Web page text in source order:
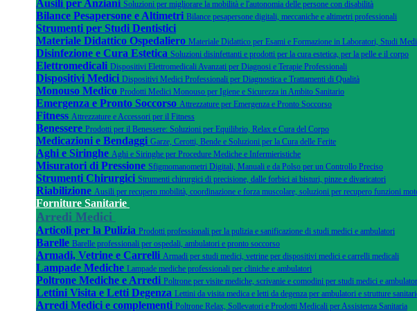
Ausili per Anziani Soluzioni per migliorare la mobilità e l'autonomia delle persone con disabilità
Bilance Pesapersone e Altimetri Bilance pesapersone digitali, meccaniche e altimetri professionali
Strumenti per Studi Dentistici
Materiale Didattico Ospedaliero Materiale Didattico per Esami e Formazione in Laboratori, Studi
Disinfezione e Cura Estetica Soluzioni disinfettanti e prodotti per la cura estetica, per la pelle e il corpo
Elettromedicali Dispositivi Elettromedicali Avanzati per Diagnosi e Terapie Professionali
Dispositivi Medici Dispositivi Medici Professionali per Diagnostica e Trattamenti di Qualità
Monouso Medico Prodotti Medici Monouso per Igiene e Sicurezza in Ambito Sanitario
Emergenza e Pronto Soccorso Attrezzature per Emergenza e Pronto Soccorso
Fitness Attrezzature e Accessori per il Fitness
Benessere Prodotti per il Benessere: Soluzioni per Equilibrio, Relax e Cura del Corpo
Medicazioni e Bendaggi Garze, Cerotti, Bende e Soluzioni per la Cura delle Ferite
Aghi e Siringhe Aghi e Siringhe per Procedure Mediche e Infermieristiche
Misuratori di Pressione Sfigmomanometri Digitali, Manuali e da Polso per un Controllo Preciso
Strumenti Chirurgici Strumenti chirurgici di precisione, dalle forbici ai bisturi, pinze e divaricatori
Riabilizione Ausili per recupero mobilità, coordinazione e forza muscolare, soluzioni per recupero funzioni
Forniture Sanitarie
Arredi Medici
Articoli per la Pulizia Prodotti professionali per la pulizia e sanificazione di studi medici e ambulatori
Barelle Barelle professionali per ospedali, ambulatori e pronto soccorso
Armadi, Vetrine e Carrelli Armadi per studi medici, vetrine per dispositivi medici e carrelli medicali
Lampade Mediche Lampade mediche professionali per cliniche e ambulatori
Poltrone Mediche e Arredi Poltrone per visite mediche, scrivanie e comodini per studi medici e
Lettini Visita e Letti Degenza Lettini da visita medica e letti da degenza per ambulatori e strutture
Arredi Medici e complementi Poltrone Relax, Sollevatori e Prodotti Medicali per Assistenza Sanitaria